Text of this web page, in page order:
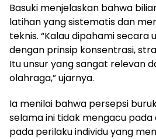
Basuki menjelaskan bahwa
latihan yang sistematis dan
teknis. “Kalau dipahami secara
dengan prinsip konsentrasi,
Itu unsur yang sangat relevan
olahraga,” ujarnya.
Ia menilai bahwa persepsi
selama ini tidak mengacu
pada perilaku individu yang